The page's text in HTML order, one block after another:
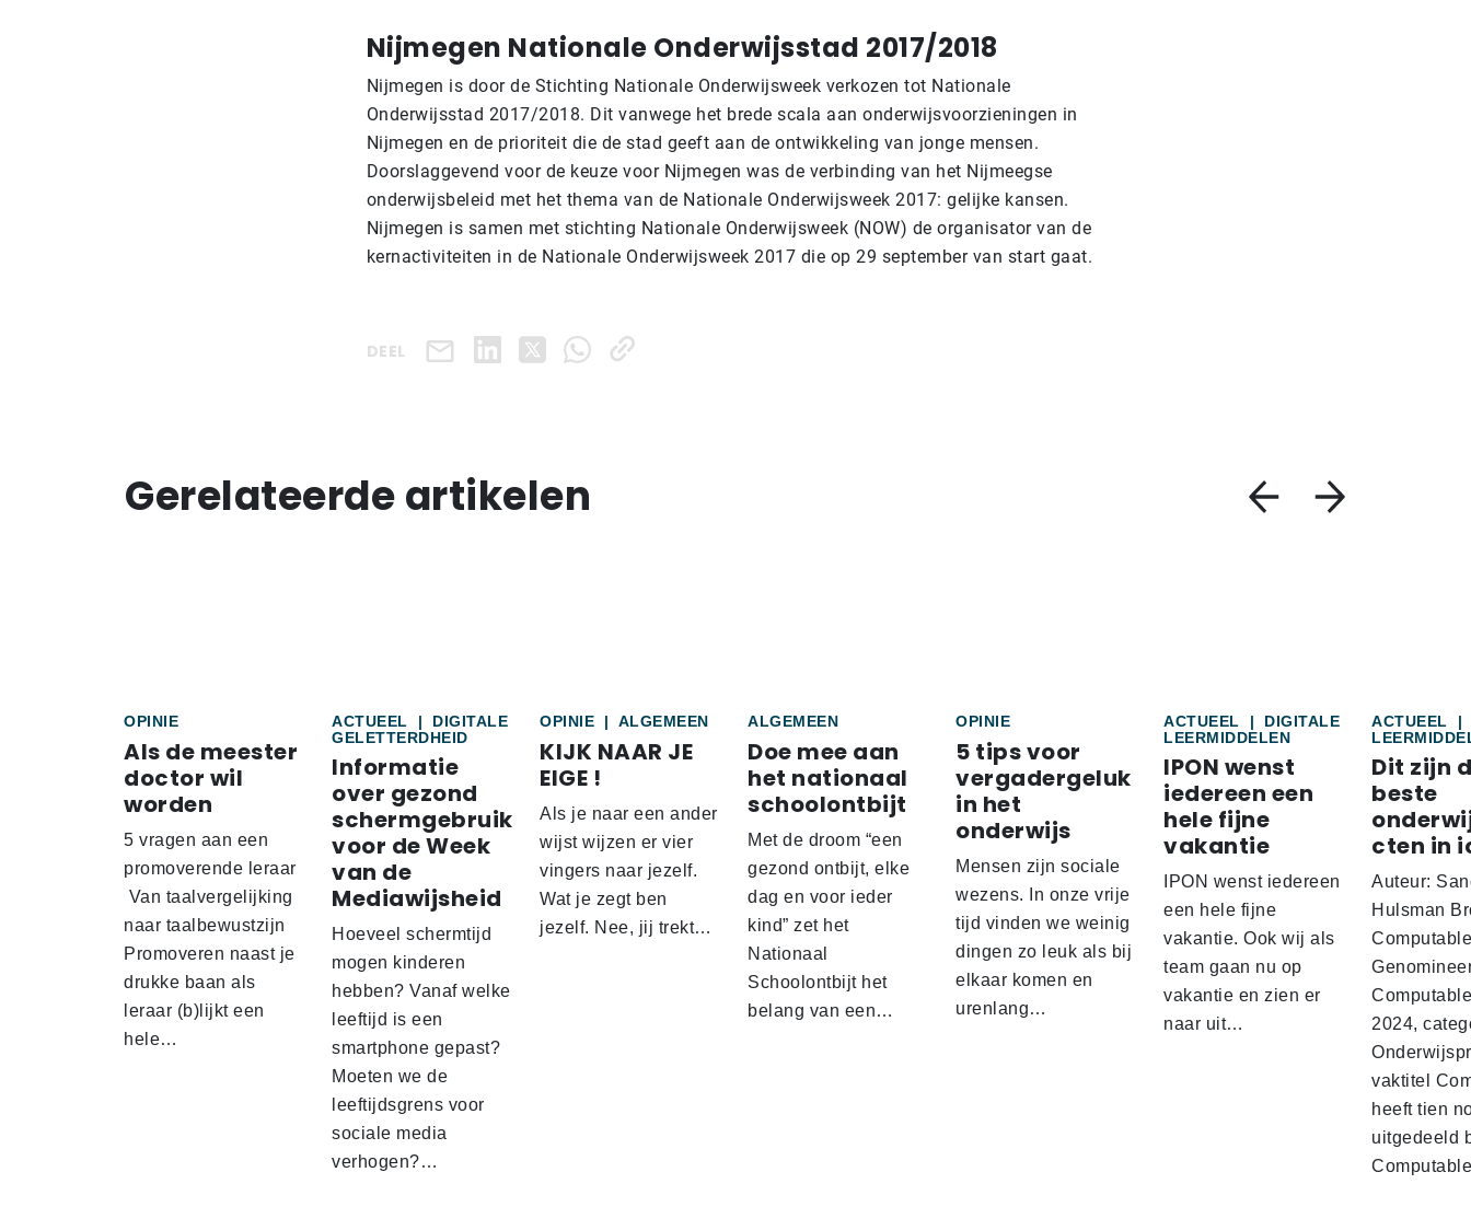
Nijmegen Nationale Onderwijsstad 2017/2018
Nijmegen is door de Stichting Nationale Onderwijsweek verkozen tot Nationale
Onderwijsstad 2017/2018. Dit vanwege het brede scala aan onderwijsvoorzieningen in
Nijmegen en de prioriteit die de stad geeft aan de ontwikkeling van jonge mensen.
Doorslaggevend voor de keuze voor Nijmegen was de verbinding van het Nijmeegse
onderwijsbeleid met het thema van de Nationale Onderwijsweek 2017: gelijke kansen.
Nijmegen is samen met stichting Nationale Onderwijsweek (NOW) de organisator van de
kernactiviteiten in de Nationale Onderwijsweek 2017 die op 29 september van start gaat.
DEEL
Gerelateerde artikelen
OPINIE
Als de meester
doctor wil
worden
5 vragen aan een
promoverende leraar
Van taalvergelijking
naar taalbewustzijn
Promoveren naast je
drukke baan als
leraar (b)lijkt een
hele…
ACTUEEL |
DIGITALE
GELETTERDHEID
Informatie
over gezond
schermgebruik
voor de Week
van de
Mediawijsheid
Hoeveel schermtijd
mogen kinderen
hebben? Vanaf welke
leeftijd is een
smartphone gepast?
Moeten we de
leeftijdsgrens voor
sociale media
verhogen?…
OPINIE | ALGEMEEN
KIJK NAAR JE
EIGE !
Als je naar een ander
wijst wijzen er vier
vingers naar jezelf.
Wat je zegt ben
jezelf. Nee, jij trekt…
ALGEMEEN
Doe mee aan
het nationaal
schoolontbijt
Met de droom “een
gezond ontbijt, elke
dag en voor ieder
kind” zet het
Nationaal
Schoolontbijt het
belang van een…
OPINIE
5 tips voor
vergadergeluk
in het
onderwijs
Mensen zijn sociale
wezens. In onze vrije
tijd vinden we weinig
dingen zo leuk als bij
elkaar komen en
urenlang…
ACTUEEL |
DIGITALE
LEERMIDDELEN
IPON wenst
iedereen een
hele fijne
vakantie
IPON wenst iedereen
een hele fijne
vakantie. Ook wij als
team gaan nu op
vakantie en zien er
naar uit…
ACTUEEL
|
Dit zijn
beste
cten in
Auteur:
Hulsman
Computable
2024,
vaktitel
heeft tien
uitgedeeld